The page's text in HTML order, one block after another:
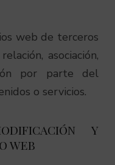
web de terceros
asociación,
por parte del
o servicios.
Y
WEB